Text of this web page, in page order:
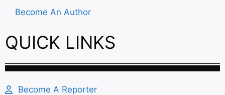
Become An Author
QUICK LINKS
Become A Reporter